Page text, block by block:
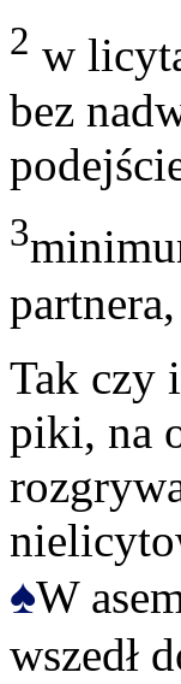
2 w
bez
3
Tak czy
piki, na
♠W
wszedł